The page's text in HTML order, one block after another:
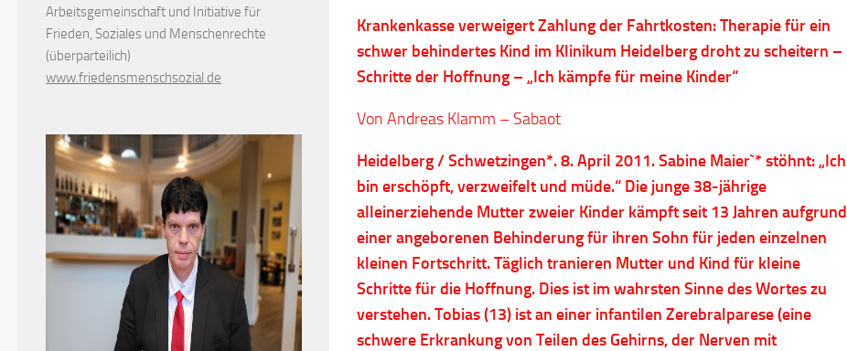
Krankenkasse verweigert Zahlung der Fahrtkosten: Therapie für ein
schwer behindertes Kind im Klinikum Heidelberg droht zu scheitern –
Schritte der Hoffnung – „Ich kämpfe für meine Kinder“
Von Andreas Klamm – Sabaot
Heidelberg / Schwetzingen*. 8. April 2011. Sabine Maier`* stöhnt: „Ich
bin erschöpft, verzweifelt und müde.“ Die junge 38-jährige
alleinerziehende Mutter zweier Kinder kämpft seit 13 Jahren aufgrund
einer angeborenen Behinderung für ihren Sohn für jeden einzelnen
kleinen Fortschritt. Täglich tranieren Mutter und Kind für kleine
Schritte für die Hoffnung. Dies ist im wahrsten Sinne des Wortes zu
verstehen. Tobias (13) ist an einer infantilen Zerebralparese (eine
schwere Erkrankung von Teilen des Gehirns, der Nerven mit
Arbeitsgemeinschaft und Initiative für
Frieden, Soziales und Menschenrechte
(überparteilich)
www.friedensmenschsozial.de